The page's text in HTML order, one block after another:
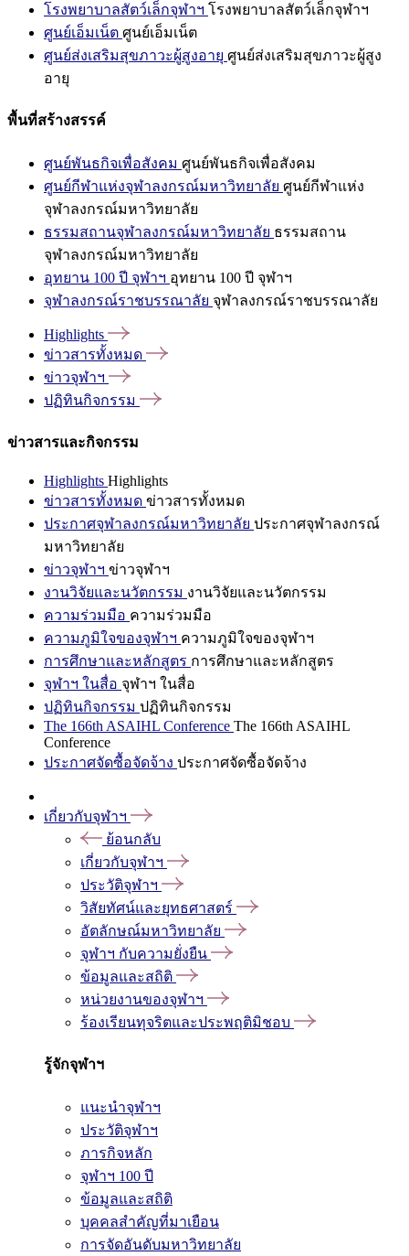
โรงพยาบาลสัตว์เล็กจุฬาฯ โรงพยาบาลสัตว์เล็กจุฬาฯ
ศูนย์เอ็มเน็ต ศูนย์เอ็มเน็ต
ศูนย์ส่งเสริมสุขภาวะผู้สูงอายุ ศูนย์ส่งเสริมสุขภาวะผู้สูง
อายุ
พื้นที่สร้างสรรค์
ศูนย์พันธกิจเพื่อสังคม ศูนย์พันธกิจเพื่อสังคม
ศูนย์กีฬาแห่งจุฬาลงกรณ์มหาวิทยาลัย ศูนย์กีฬาแห่ง
จุฬาลงกรณ์มหาวิทยาลัย
ธรรมสถานจุฬาลงกรณ์มหาวิทยาลัย ธรรมสถาน
จุฬาลงกรณ์มหาวิทยาลัย
อุทยาน 100 ปี จุฬาฯ อุทยาน 100 ปี จุฬาฯ
จุฬาลงกรณ์ราชบรรณาลัย จุฬาลงกรณ์ราชบรรณาลัย
Highlights
ข่าวสารทั้งหมด
ข่าวจุฬาฯ
ปฏิทินกิจกรรม
ข่าวสารและกิจกรรม
Highlights Highlights
ข่าวสารทั้งหมด ข่าวสารทั้งหมด
ประกาศจุฬาลงกรณ์มหาวิทยาลัย ประกาศจุฬาลงกรณ์
มหาวิทยาลัย
ข่าวจุฬาฯ ข่าวจุฬาฯ
งานวิจัยและนวัตกรรม งานวิจัยและนวัตกรรม
ความร่วมมือ ความร่วมมือ
ความภูมิใจของจุฬาฯ ความภูมิใจของจุฬาฯ
การศึกษาและหลักสูตร การศึกษาและหลักสูตร
จุฬาฯ ในสื่อ จุฬาฯ ในสื่อ
ปฏิทินกิจกรรม ปฏิทินกิจกรรม
The 166th ASAIHL Conference The 166th ASAIHL
Conference
ประกาศจัดซื้อจัดจ้าง ประกาศจัดซื้อจัดจ้าง
เกี่ยวกับจุฬาฯ
ย้อนกลับ
เกี่ยวกับจุฬาฯ
ประวัติจุฬาฯ
วิสัยทัศน์และยุทธศาสตร์
อัตลักษณ์มหาวิทยาลัย
จุฬาฯ กับความยั่งยืน
ข้อมูลและสถิติ
หน่วยงานของจุฬาฯ
ร้องเรียนทุจริตและประพฤติมิชอบ
รู้จักจุฬาฯ
แนะนำจุฬาฯ
ประวัติจุฬาฯ
ภารกิจหลัก
จุฬาฯ 100 ปี
ข้อมูลและสถิติ
บุคคลสำคัญที่มาเยือน
การจัดอันดับมหาวิทยาลัย